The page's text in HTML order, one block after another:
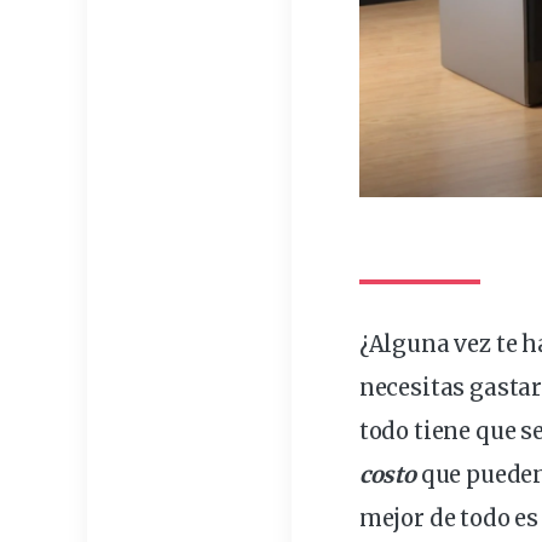
¿Alguna vez
necesitas gastar
todo tiene que
costoque
mejor de todo